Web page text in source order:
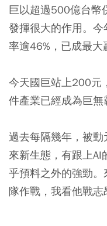
巨以超過500億台幣
發揮很大的作用。
率逾46%，已成最大
今天國巨站上200元
件產業已經成為巨無
過去每隔幾年，被
來新生態，有跟上AI
乎預料之外的強勁
隊作戰，我看他戰志